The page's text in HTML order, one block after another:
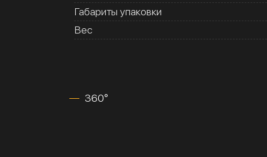
Габариты упаковки
Вес
360°